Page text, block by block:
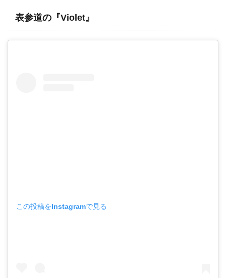
表参道の『Violet』
この投稿をInstagramで見る